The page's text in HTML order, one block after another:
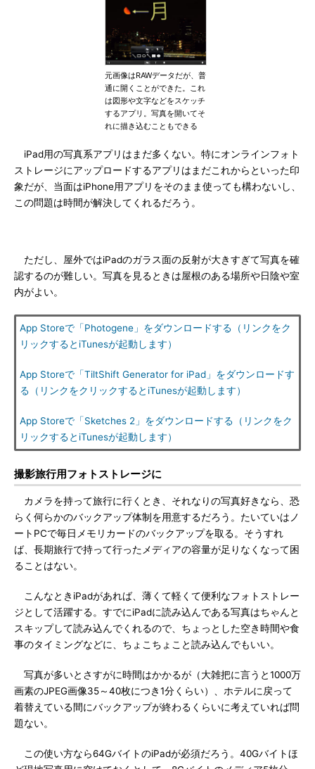
元画像はRAWデータだが、普
通に開くことができた。これ
は図形や文字などをスケッチ
するアプリ。写真を開いてそ
れに描き込むこともできる
iPad用の写真系アプリはまだ多くない。特にオンラインフォト
ストレージにアップロードするアプリはまだこれからといった印
象だが、当面はiPhone用アプリをそのまま使っても構わないし、
この問題は時間が解決してくれるだろう。
ただし、屋外ではiPadのガラス面の反射が大きすぎて写真を確
認するのが難しい。写真を見るときは屋根のある場所や日陰や室
内がよい。
App Storeで「Photogene」をダウンロードする（リンクをク
リックするとiTunesが起動します）
App Storeで「TiltShift Generator for iPad」をダウンロードす
る（リンクをクリックするとiTunesが起動します）
App Storeで「Sketches 2」をダウンロードする（リンクをク
リックするとiTunesが起動します）
撮影旅行用フォトストレージに
カメラを持って旅行に行くとき、それなりの写真好きなら、恐
らく何らかのバックアップ体制を用意するだろう。たいていはノ
ートPCで毎日メモリカードのバックアップを取る。そうすれ
ば、長期旅行で持って行ったメディアの容量が足りなくなって困
ることはない。
こんなときiPadがあれば、薄くて軽くて便利なフォトストレー
ジとして活躍する。すでにiPadに読み込んである写真はちゃんと
スキップして読み込んでくれるので、ちょっとした空き時間や食
事のタイミングなどに、ちょこちょこと読み込んでもいい。
写真が多いとさすがに時間はかかるが（大雑把に言うと1000万
画素のJPEG画像35～40枚につき1分くらい）、ホテルに戻って
着替えている間にバックアップが終わるくらいに考えていれば問
題ない。
この使い方なら64GバイトのiPadが必須だろう。40Gバイトほ